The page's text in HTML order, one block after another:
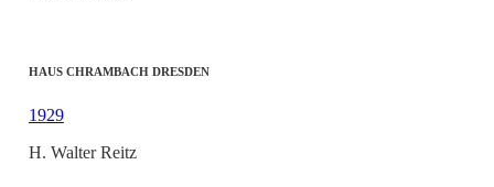
HAUS CHRAMBACH DRESDEN
1929
H. Walter Reitz